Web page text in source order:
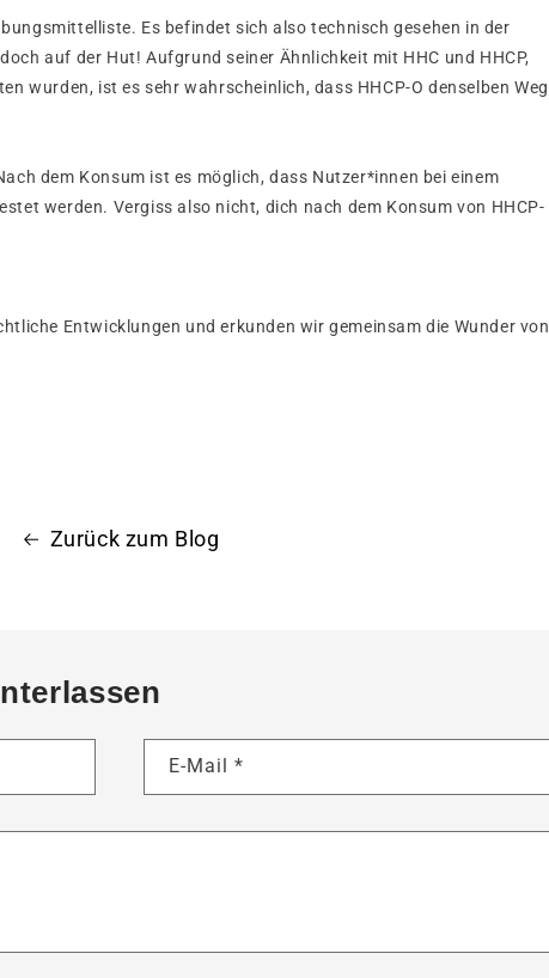
Es befindet sich also technisch gesehen in der
auf der Hut! Aufgrund seiner Ähnlichkeit mit HHC und HHCP,
wurden, ist es sehr wahrscheinlich, dass HHCP-O denselben Weg
dem Konsum ist es möglich, dass Nutzer*innen bei einem
werden. Vergiss also nicht, dich nach dem Konsum von HHCP-
Entwicklungen und erkunden wir gemeinsam die Wunder von
Zurück zum Blog
E-Mail *